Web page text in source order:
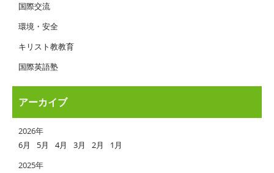
国際交流
環境・安全
キリスト教教育
国際英語塾
アーカイブ
2026年
6月
5月 4月 3月 2月
1月
2025年